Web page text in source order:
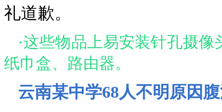
礼道歉。
·这些物品上易安装针孔摄
纸巾盒、路由器。
云南某中学68人不明原因